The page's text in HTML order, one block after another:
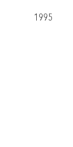
1995